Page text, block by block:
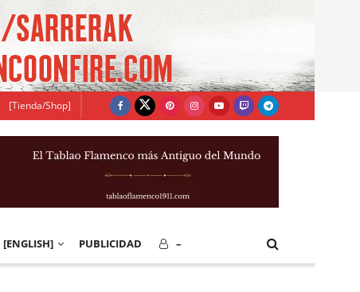
[Tienda/Shop]
[ENGLISH] PUBLICIDAD –